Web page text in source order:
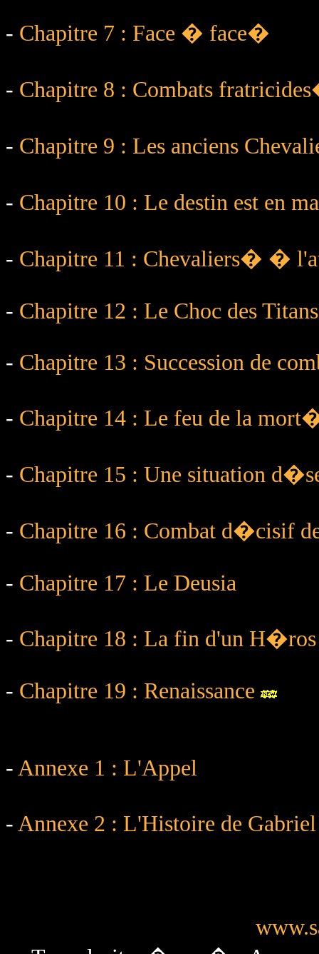
- Chapitre 7 : Face � face�
- Chapitre 8 : Combats
- Chapitre 9 : Les anciens
- Chapitre 10 : Le destin est en
- Chapitre 11 : Chevaliers� �
- Chapitre 12 : Le Choc des Titans
- Chapitre 13 : Succession de
- Chapitre 14 : Le feu de la
- Chapitre 15 : Une situation
- Chapitre 16 : Combat d�cisif
- Chapitre 17 : Le Deusia
- Chapitre 18 : La fin d'un H�ros
- Chapitre 19 : Renaissance
- Annexe 1 : L'Appel
- Annexe 2 : L'Histoire de